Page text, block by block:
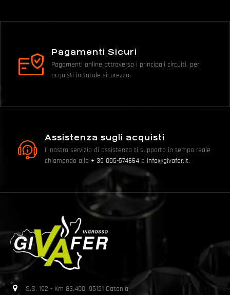
Pagamenti Sicuri
Pagamenti online attraverso i principali circuiti, per
acquisti in totale sicurezza.
Assistenza sugli acquisti
Il nostro servizio di assistenza ti supporta in tempo reale
chiamando allo + 39 095-574664 e info@givafer.it.
S.S. 192 - Km 83,400, 95121 Catania